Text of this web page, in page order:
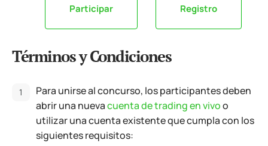
Participar Registro
Términos y Condiciones
Para unirse al concurso, los participantes deben
abrir una nuevacuenta de trading en vivoo
utilizar una cuenta existente que cumpla con los
siguientes requisitos: